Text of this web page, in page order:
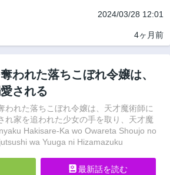
2024/03/28 12:01
4ヶ月前
われた落ちこぼれ令嬢は、
される
われた落ちこぼれ令嬢は、天才魔術師に
れ家を追われた少女の手を取り、天才魔
Hakisare-Ka wo Owareta Shoujo no
wa Yuuga ni Hizamazuku
最新話を読む